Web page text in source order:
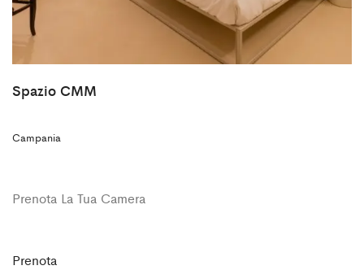
Spazio CMM
Campania
Prenota La Tua Camera
Prenota